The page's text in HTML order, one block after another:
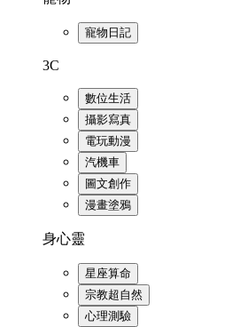
寵物日記
3C
數位生活
攝影寫真
電玩動漫
汽機車
圖文創作
漫畫塗鴉
身心靈
星座算命
宗教超自然
心理測驗